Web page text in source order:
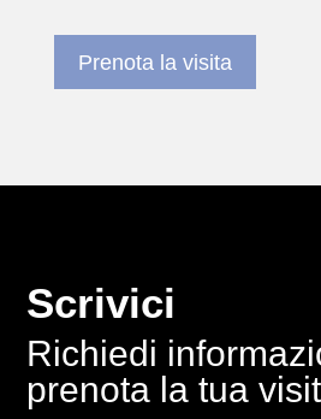
Prenota la visita
Scrivici
Richiedi
prenota la tua